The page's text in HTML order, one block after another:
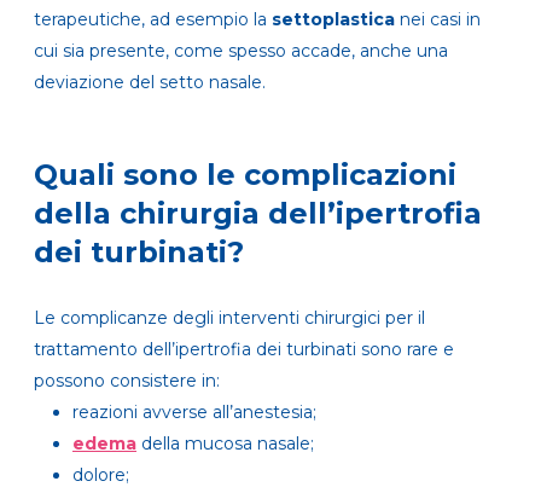
terapeutiche, ad esempio la settoplastica nei casi in
cui sia presente, come spesso accade, anche una
deviazione del setto nasale.
Quali sono le complicazioni
della chirurgia dell’ipertrofia
dei turbinati?
Le complicanze degli interventi chirurgici per il
trattamento dell’ipertrofia dei turbinati sono rare e
possono consistere in:
reazioni avverse all’anestesia;
edema della mucosa nasale;
dolore;